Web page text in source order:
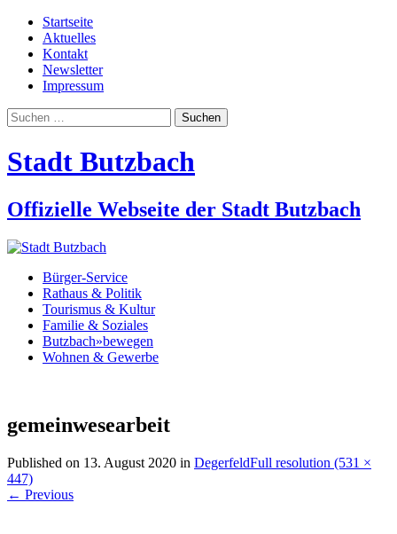
Startseite
Aktuelles
Kontakt
Newsletter
Impressum
Suchen
nach:
Stadt Butzbach
Offizielle Webseite der Stadt Butzbach
Bürger-Service
Rathaus & Politik
Tourismus & Kultur
Familie & Soziales
Butzbach»bewegen
Wohnen & Gewerbe
gemeinwesearbeit
Published on 13. August 2020 in DegerfeldFull resolution (531 ×
447)
← Previous